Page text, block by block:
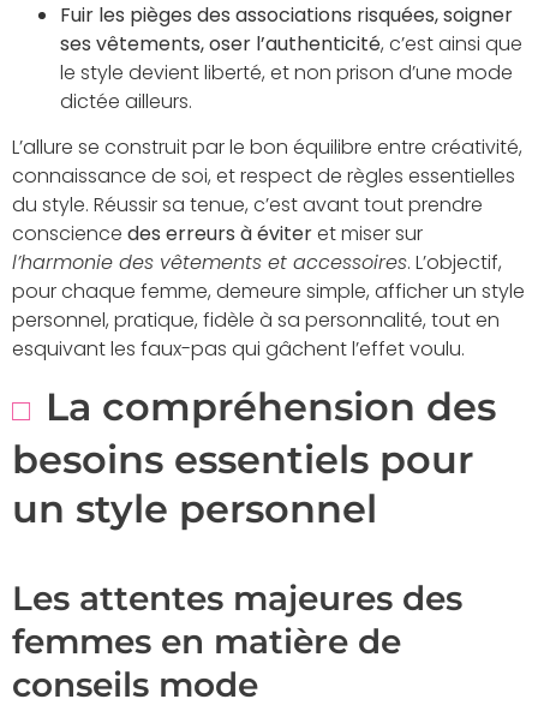
Fuir les pièges des associations risquées, soigner
ses vêtements, oser l’authenticité, c’est ainsi que
le style devient liberté, et non prison d’une mode
dictée ailleurs.
L’allure se construit par le bon équilibre entre créativité,
connaissance de soi, et respect de règles essentielles
du style. Réussir sa tenue, c’est avant tout prendre
conscience des erreurs à éviteret miser sur
l’harmonie des vêtements et accessoires. L’objectif,
pour chaque femme, demeure simple, afficher un style
personnel, pratique, fidèle à sa personnalité, tout en
esquivant les faux-pas qui gâchent l’effet voulu.
La compréhension des
besoins essentiels pour
un style personnel
Les attentes majeures des
femmes en matière de
conseils mode